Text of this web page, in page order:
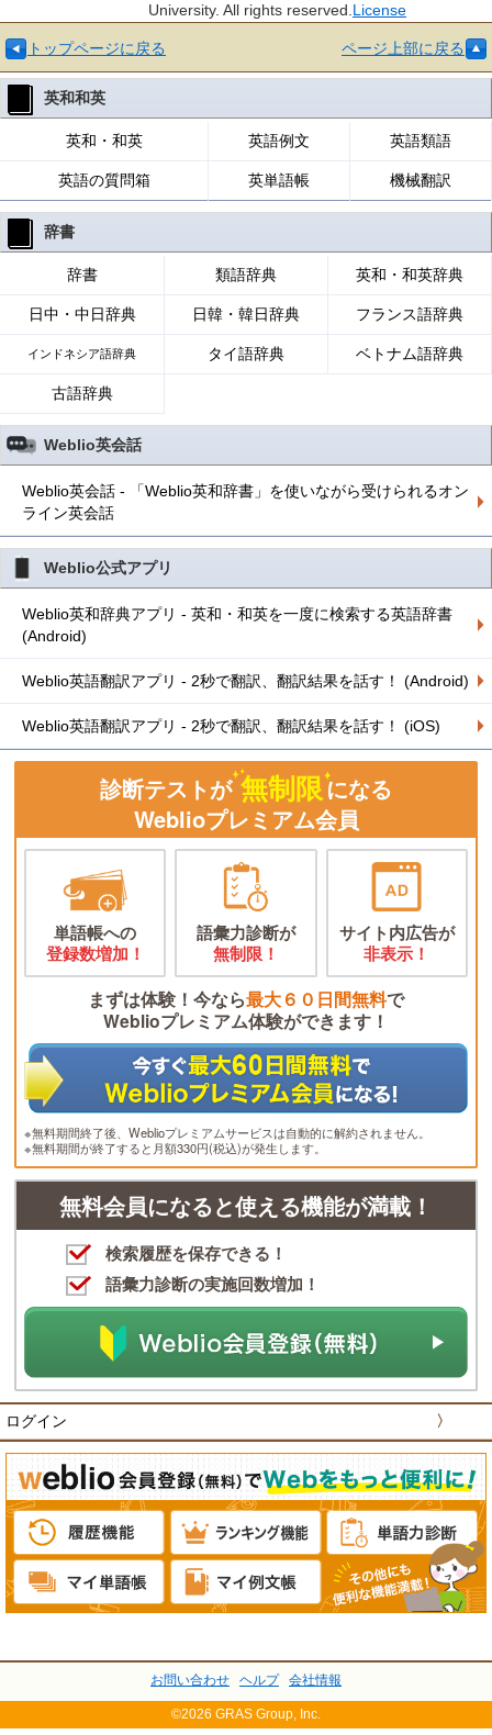
University. All rights reserved. License
トップページに戻る ページ上部に戻る
英和和英
英和・和英 英語例文 英語類語
英語の質問箱 英単語帳 機械翻訳
辞書
辞書 類語辞典 英和・和英辞典
日中・中日辞典 日韓・韓日辞典 フランス語辞典
インドネシア語辞典 タイ語辞典 ベトナム語辞典
古語辞典
Weblio英会話
Weblio英会話 - 「Weblio英和辞書」を使いながら受けられるオン
ライン英会話
Weblio公式アプリ
Weblio英和辞典アプリ - 英和・和英を一度に検索する英語辞書
(Android)
Weblio英語翻訳アプリ - 2秒で翻訳、翻訳結果を話す！ (Android)
Weblio英語翻訳アプリ - 2秒で翻訳、翻訳結果を話す！ (iOS)
診断テストが 無制限になる
Weblioプレミアム会員
単語帳への
登録数増加！
語彙力診断が
無制限！
サイト内広告が
非表示！
まずは体験！今なら最大６０日間無料で
Weblioプレミアム体験ができます！
※無料期間終了後、Weblioプレミアムサービスは自動的に解約されません。
※無料期間が終了すると月額330円(税込)が発生します。
無料会員になると使える機能が満載！
検索履歴を保存できる！
語彙力診断の実施回数増加！
ログイン 〉
お問い合わせ ヘルプ 会社情報
©2026 GRAS Group, Inc.